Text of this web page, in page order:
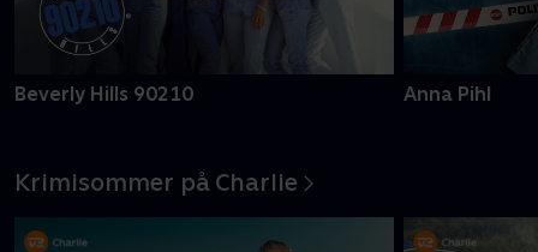
Beverly Hills 90210 Anna Pihl
Krimisommer på Charlie